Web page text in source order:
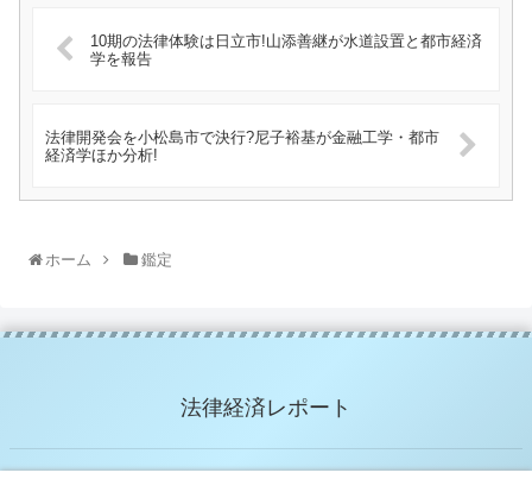
10期の法律体験は日立市!山添善継が水道設置と都市経済
学を報告
法律開発会を小松島市で決行?尼子裕基が金融工学・都市
経済学ほか分析!
ホーム 鑑定
法律経済レポート